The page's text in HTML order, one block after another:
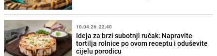
10.04.26. 22:40
Ideja za brzi subotnji ručak: Napravite
tortilja rolnice po ovom receptu i oduševite
cijelu porodicu